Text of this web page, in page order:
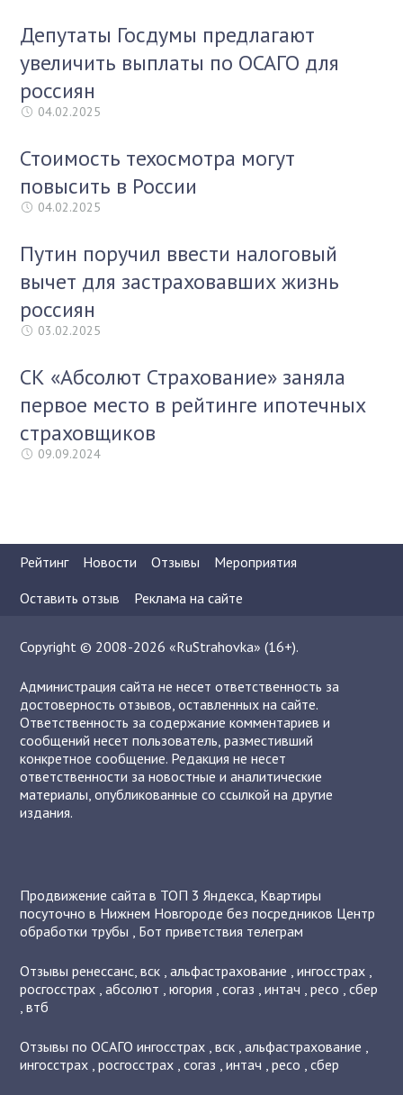
Депутаты Госдумы предлагают
увеличить выплаты по ОСАГО для
россиян
04.02.2025
Стоимость техосмотра могут
повысить в России
04.02.2025
Путин поручил ввести налоговый
вычет для застраховавших жизнь
россиян
03.02.2025
СК «Абсолют Страхование» заняла
первое место в рейтинге ипотечных
страховщиков
09.09.2024
Рейтинг Новости Отзывы
Мероприятия
Оставить отзыв
Реклама на сайте
Copyright © 2008-2026 «RuStrahovka» (16+).
Администрация сайта не несет ответственность за
достоверность отзывов, оставленных на сайте.
Ответственность за содержание комментариев и
сообщений несет пользователь, разместивший
конкретное сообщение. Редакция не несет
ответственности за новостные и аналитические
материалы, опубликованные со ссылкой на другие
издания.
Продвижение сайта в ТОП 3 Яндекса, Квартиры
посуточно в Нижнем Новгороде без посредников Центр
обработки трубы , Бот приветствия телеграм
Отзывыренессанс,вск ,альфастрахование ,ингосстрах ,
росгосстрах ,абсолют ,югория ,согаз ,интач ,ресо ,сбер
,втб
Отзывы по ОСАГОингосстрах ,вск ,альфастрахование ,
ингосстрах ,росгосстрах ,согаз ,интач ,ресо ,сбер